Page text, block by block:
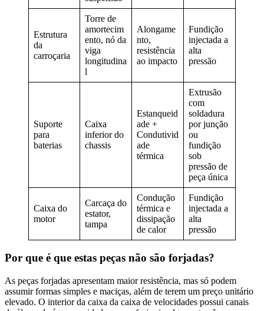
Estrutura
da
carroçaria
Torre de
amortecim
ento, nó da
viga
longitudina
l
Alongame
nto,
resistência
ao impacto
Fundição
injectada a
alta
pressão
Suporte
para
baterias
Caixa
inferior do
chassis
Estanqueid
ade +
Condutivid
ade
térmica
Extrusão
com
soldadura
por junção
ou
fundição
sob
pressão de
peça única
Caixa do
motor
Carcaça do
estator,
tampa
Condução
térmica e
dissipação
de calor
Fundição
injectada a
alta
pressão
Por que é que estas peças não são forjadas?
As peças forjadas apresentam maior resistência, mas só podem
assumir formas simples e maciças, além de terem um preço unitário
elevado. O interior da caixa da caixa de velocidades possui canais